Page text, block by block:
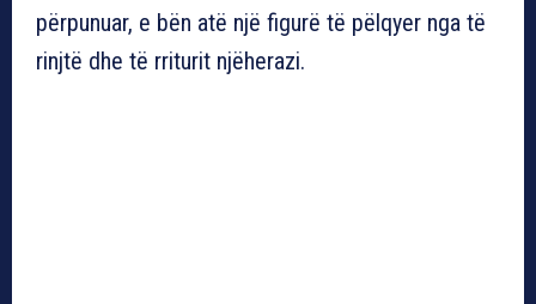
përpunuar, e bën atë një figurë të pëlqyer nga të
rinjtë dhe të rriturit njëherazi.